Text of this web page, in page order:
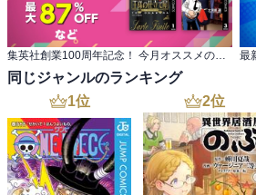
集英社創業100周年記念！ 今月オススメのマンガ100選！
同じジャンルのランキング
1位 2位